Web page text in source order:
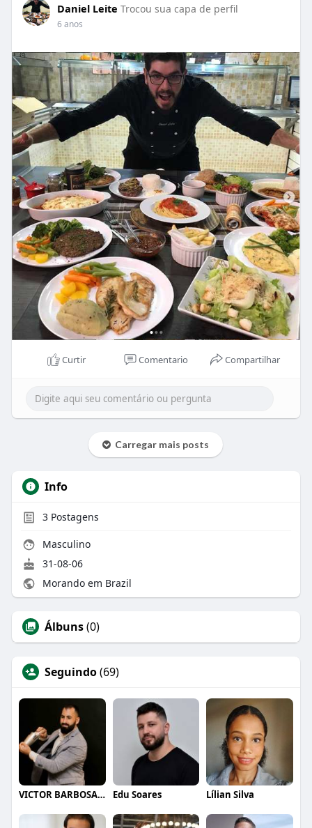
Daniel Leite Trocou sua capa de perfil
6 anos
Curtir Comentario Compartilhar
Carregar mais posts
Info
3Postagens
Masculino
31-08-06
Morando em Brazil
Álbuns(0)
Seguindo(69)
VICTOR BARBOSA QUARANTA Edu Soares Lílian Silva